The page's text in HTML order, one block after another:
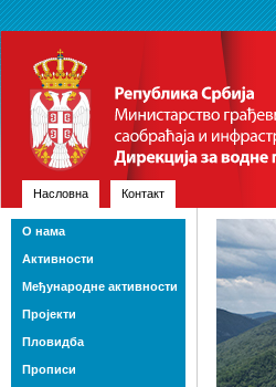
Насловна Контакт
О нама
Активности
Међународне активности
Пројекти
Пловидба
Прописи